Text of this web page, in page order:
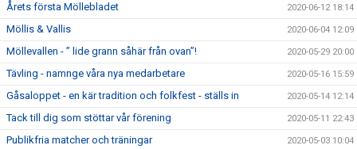
Årets första Möllebladet 2020-06-12 18:14
Möllis & Vallis 2020-06-04 12:09
Möllevallen - ” lide grann såhär från ovan”! 2020-05-29 20:00
Tävling - namnge våra nya medarbetare 2020-05-16 15:59
Gåsaloppet - en kär tradition och folkfest - ställs in 2020-05-14 12:14
Tack till dig som stöttar vår förening 2020-05-11 22:43
Publikfria matcher och träningar 2020-05-03 10:04